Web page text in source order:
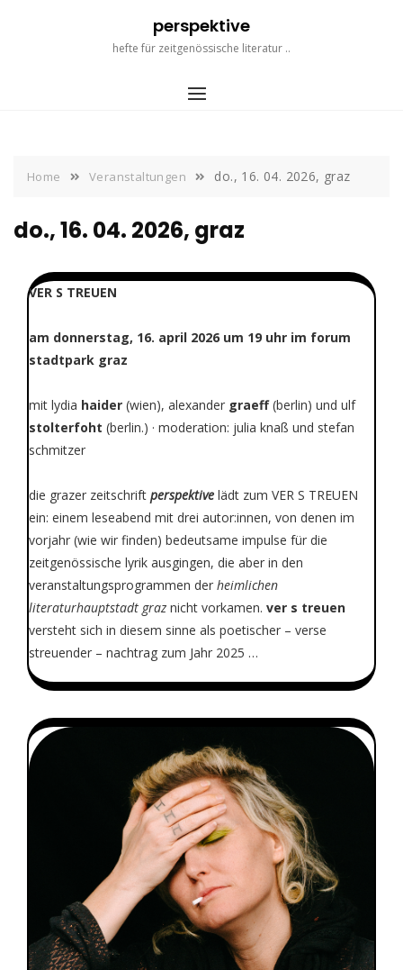
perspektive
hefte für zeitgenössische literatur ..
Home Veranstaltungen do., 16. 04. 2026, graz
do., 16. 04. 2026, graz
VER S TREUEN
am donnerstag, 16. april 2026 um 19 uhr im forum
stadtpark graz
mit lydia haider (wien), alexander graeff(berlin) und ulf
stolterfoht (berlin.) · moderation: julia knaß und stefan
schmitzer
die grazer zeitschrift perspektive lädt zum VER S TREUEN
ein: einem leseabend mit drei autor:innen, von denen im
vorjahr (wie wir finden) bedeutsame impulse für die
zeitgenössische lyrik ausgingen, die aber in den
veranstaltungsprogrammen der heimlichen
literaturhauptstadt graz nicht vorkamen. ver s treuen
versteht sich in diesem sinne als poetischer – verse
streuender – nachtrag zum Jahr 2025 …